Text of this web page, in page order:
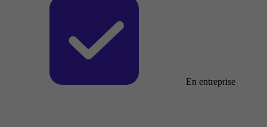
En entreprise